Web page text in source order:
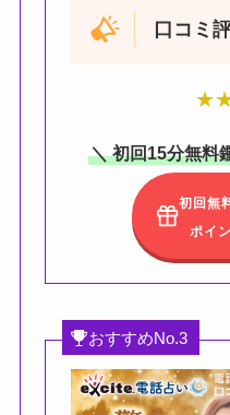
口コミ
★
＼ 初回15分無料
初回無
ポイ
おすすめNo.3